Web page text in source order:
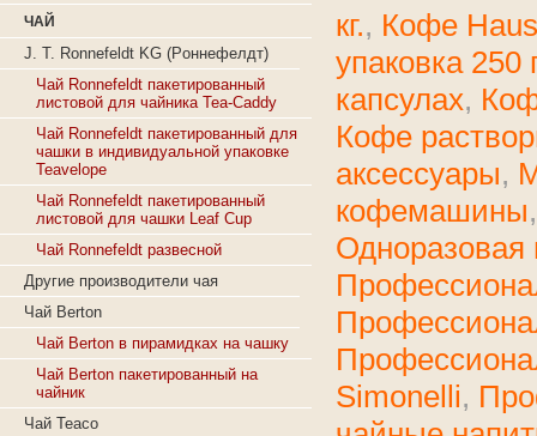
ЧАЙ
J. T. Ronnefeldt KG (Рoннeфeлдт)
Чай Ronnefeldt пакетированный
листовой для чайника Tea-Caddy
Чай Ronnefeldt пакетированный для
чашки в индивидуальной упаковке
Teavelope
Чай Ronnefeldt пакетированный
листовой для чашки Leaf Cup
Чай Ronnefeldt развесной
Другие производители чая
Чай Berton
Чай Berton в пирамидках на чашку
Чай Berton пакетированный на
чайник
Чай Teaco
кг., Кофе
упаковка 250
капсулах,
Кофе
аксессуары,
кофемашины
Одноразовая
Simonelli,